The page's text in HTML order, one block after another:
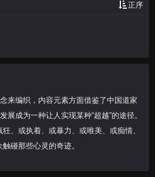
正序
来编织，内容元素方面借鉴了中国道家
展成为一种让人实现某种“超越”的途径。
、或执着、或暴力、或唯美、或痴情、
碰那些心灵的奇迹。